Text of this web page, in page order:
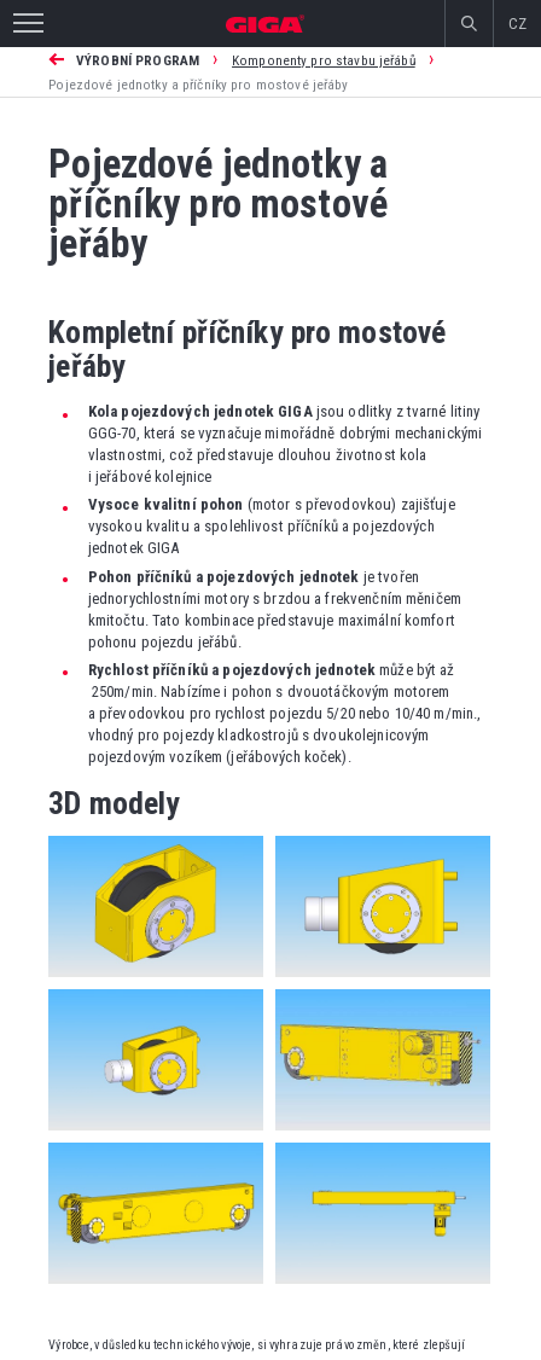
CZ
VÝROBNÍ PROGRAM › Komponenty pro stavbu jeřábů ›
Pojezdové jednotky a příčníky pro mostové jeřáby
Pojezdové jednotky a
příčníky pro mostové
jeřáby
Kompletní příčníky pro mostové
jeřáby
Kola pojezdových jednotek GIGAjsou odlitky z tvarné litiny
GGG-70, která se vyznačuje mimořádně dobrými mechanickými
vlastnostmi, což představuje dlouhou životnost kola
i jeřábové kolejnice
Vysoce kvalitní pohon (motor s převodovkou) zajišťuje
vysokou kvalitu a spolehlivost příčníků a pojezdových
jednotek GIGA
Pohon příčníků a pojezdových jednotek je tvořen
jednorychlostními motory s brzdou a frekvenčním měničem
kmitočtu. Tato kombinace představuje maximální komfort
pohonu pojezdu jeřábů.
Rychlost příčníků a pojezdových jednotek může být až
250m/min. Nabízíme i pohon s dvouotáčkovým motorem
a převodovkou pro rychlost pojezdu 5/20 nebo 10/40 m/min.,
vhodný pro pojezdy kladkostrojů s dvoukolejnicovým
pojezdovým vozíkem (jeřábových koček).
3D modely
Výrobce, v důsledku technického vývoje, si vyhrazuje právo změn, které zlepšují